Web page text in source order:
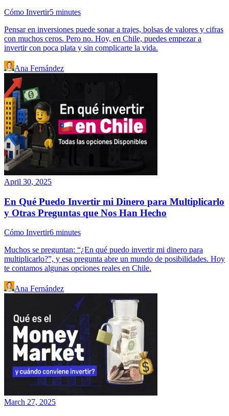
Cómo Invertir5 minutes
Pensar en inversiones puede sonar a trajes, bolsas de valores y cifras
con muchos ceros. Pero no. Hoy, en Chile, puedes empezar a
invertir con poca plata y sin complicarte la vida.
Ana Fernández
April 30, 2025
En Qué Puedo Invertir mi Dinero para Multiplicarlo
y Otras Preguntas que Nos Han Hecho
Cómo Invertir6 minutes
Muchos se preguntan: “¿En qué puedo invertir mi dinero para
multiplicarlo?”, y esa pregunta abre un mundo de posibilidades. Hoy
te contamos algunas opciones reales en Chile.
Ana Fernández
March 27, 2025